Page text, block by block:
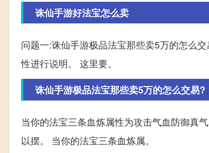
诛仙手游好法宝怎么卖
问题一:诛仙手游极品法宝那些卖5万的怎么
性进行说明。 这里要。
诛仙手游极品法宝那些卖5万的怎么交易?
当你的法宝三条血炼属性为攻击气血防御真
以摆。 当你的法宝三条血炼属。